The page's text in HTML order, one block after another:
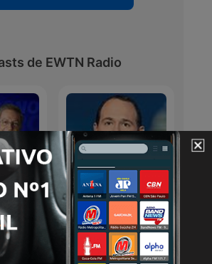
de EWTN Radio
su
World Over